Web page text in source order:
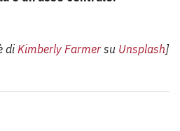
diKimberly Farmer su Unsplash]